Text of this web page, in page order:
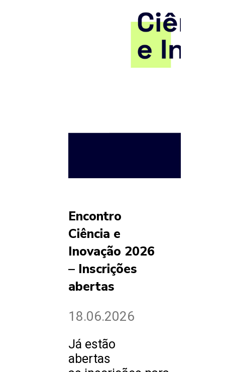
Encontro
Ciência e
Inovação 2026
– Inscrições
abertas
18.06.2026
Já estão
abertas